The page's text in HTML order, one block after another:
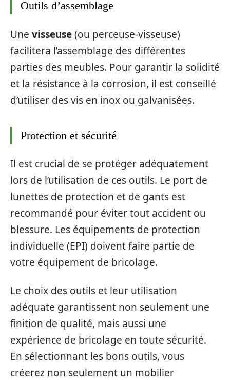
Outils d’assemblage
Une visseuse(ou perceuse-visseuse)
facilitera l’assemblage des différentes
parties des meubles. Pour garantir la solidité
et la résistance à la corrosion, il est conseillé
d’utiliser des vis en inox ou galvanisées.
Protection et sécurité
Il est crucial de se protéger adéquatement
lors de l’utilisation de ces outils. Le port de
lunettes de protection et de gants est
recommandé pour éviter tout accident ou
blessure. Les équipements de protection
individuelle (EPI) doivent faire partie de
votre équipement de bricolage.
Le choix des outils et leur utilisation
adéquate garantissent non seulement une
finition de qualité, mais aussi une
expérience de bricolage en toute sécurité.
En sélectionnant les bons outils, vous
créerez non seulement un mobilier